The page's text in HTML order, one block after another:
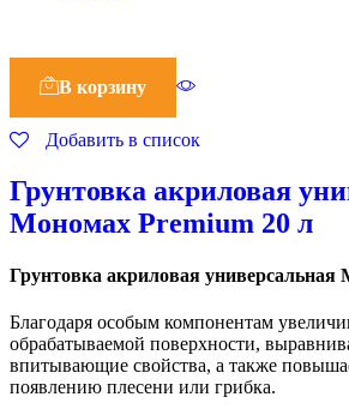
В корзину
Добавить в список
Грунтовка акриловая
Мономах Premium 20 л
Грунтовка акриловая
Благодаря особым компонентам
обрабатываемой поверхности,
впитывающие свойства, а также
появлению плесени или грибка.